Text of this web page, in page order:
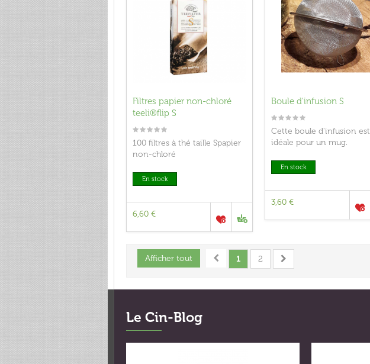
Filtres papier non-chloré
teeli®flip S
100 filtres à thé taille Spapier
non-chloré
En stock
6,60 €
Boule d'infusion S
Cette boule d'infusion est
idéale pour un mug.
En stock
3,60 €
Afficher tout 1 2
Le Cin-Blog